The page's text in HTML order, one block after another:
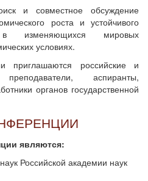
и совместное обсуждение
роста и устойчивого
в изменяющихся мировых
условиях.
приглашаются российские и
аспиранты,
органов государственной
являются:
Российской академии наук